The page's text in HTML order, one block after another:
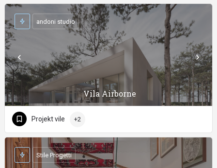
Vila Airborne
andoni studio
Projekt vile +2
Stile Progetti